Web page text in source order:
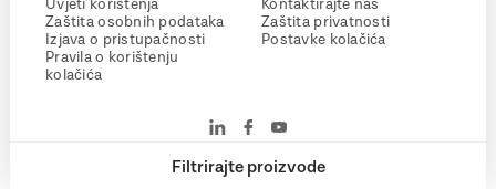
Filtrirajte proizvode
Uvjeti korištenja
Zaštita osobnih podataka
Izjava o pristupačnosti
Pravila o korištenju
kolačića
Kontaktirajte nas
Zaštita privatnosti
Postavke kolačića